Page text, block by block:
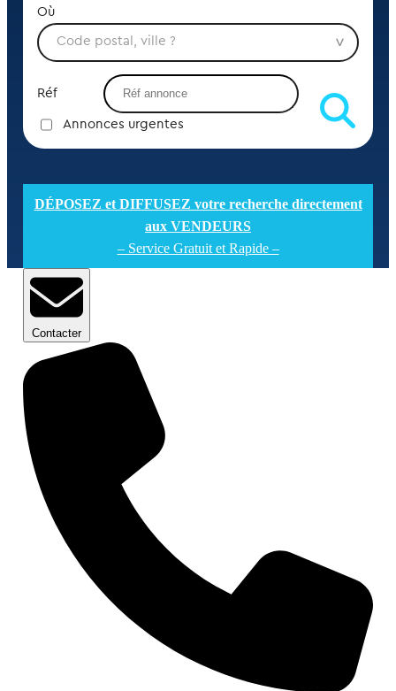
Où
Réf
Annonces urgentes
DÉPOSEZ et DIFFUSEZ votre recherche directement
aux VENDEURS
– Service Gratuit et Rapide –
Contacter